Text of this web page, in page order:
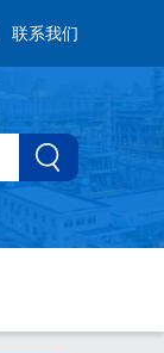
联系我们